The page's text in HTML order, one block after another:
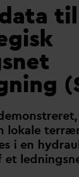
til
lokale
i en
et